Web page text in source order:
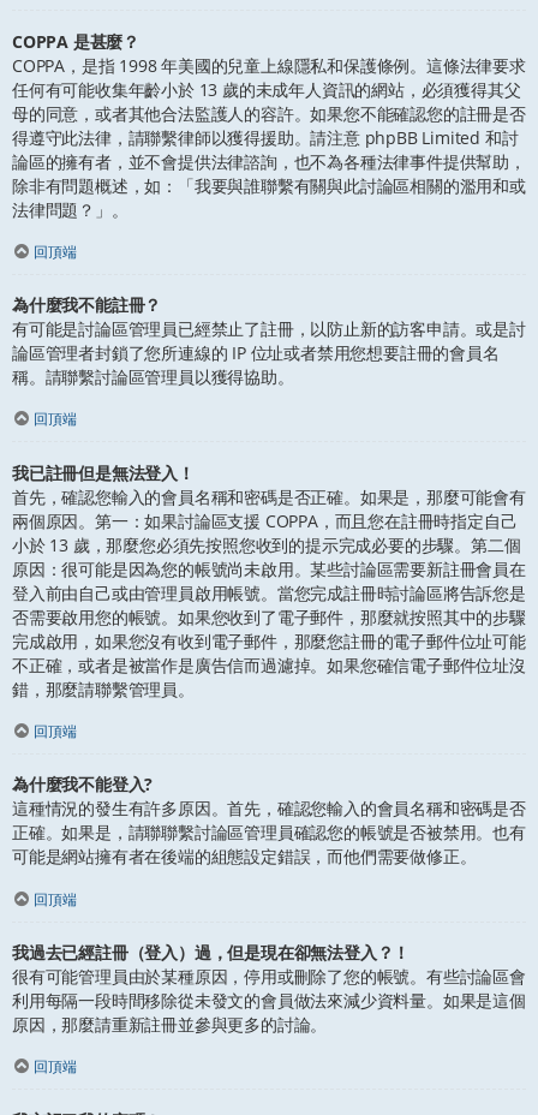
COPPA 是甚麼？
COPPA，是指 1998 年美國的兒童上線隱私和保護條例。這條法律要求
任何有可能收集年齡小於 13 歲的未成年人資訊的網站，必須獲得其父
母的同意，或者其他合法監護人的容許。如果您不能確認您的註冊是否
得遵守此法律，請聯繫律師以獲得援助。請注意 phpBB Limited 和討
論區的擁有者，並不會提供法律諮詢，也不為各種法律事件提供幫助，
除非有問題概述，如：「我要與誰聯繫有關與此討論區相關的濫用和或
法律問題？」。
回頂端
為什麼我不能註冊？
有可能是討論區管理員已經禁止了註冊，以防止新的訪客申請。或是討
論區管理者封鎖了您所連線的 IP 位址或者禁用您想要註冊的會員名
稱。請聯繫討論區管理員以獲得協助。
回頂端
我已註冊但是無法登入！
首先，確認您輸入的會員名稱和密碼是否正確。如果是，那麼可能會有
兩個原因。第一：如果討論區支援 COPPA，而且您在註冊時指定自己
小於 13 歲，那麼您必須先按照您收到的提示完成必要的步驟。第二個
原因：很可能是因為您的帳號尚未啟用。某些討論區需要新註冊會員在
登入前由自己或由管理員啟用帳號。當您完成註冊時討論區將告訴您是
否需要啟用您的帳號。如果您收到了電子郵件，那麼就按照其中的步驟
完成啟用，如果您沒有收到電子郵件，那麼您註冊的電子郵件位址可能
不正確，或者是被當作是廣告信而過濾掉。如果您確信電子郵件位址沒
錯，那麼請聯繫管理員。
回頂端
為什麼我不能登入?
這種情況的發生有許多原因。首先，確認您輸入的會員名稱和密碼是否
正確。如果是，請聯聯繫討論區管理員確認您的帳號是否被禁用。也有
可能是網站擁有者在後端的組態設定錯誤，而他們需要做修正。
回頂端
我過去已經註冊（登入）過，但是現在卻無法登入？！
很有可能管理員由於某種原因，停用或刪除了您的帳號。有些討論區會
利用每隔一段時間移除從未發文的會員做法來減少資料量。如果是這個
原因，那麼請重新註冊並參與更多的討論。
回頂端